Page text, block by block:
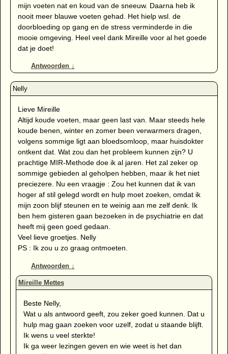
mijn voeten nat en koud van de sneeuw. Daarna heb ik
nooit meer blauwe voeten gehad. Het hielp wsl. de
doorbloeding op gang en de stress verminderde in die
mooie omgeving. Heel veel dank Mireille voor al het goede
dat je doet!
Antwoorden ↓
Lieve Mireille
Altijd koude voeten, maar geen last van. Maar steeds hele
koude benen, winter en zomer been verwarmers dragen,
volgens sommige ligt aan bloedsomloop, maar huisdokter
ontkent dat. Wat zou dan het probleem kunnen zijn? U
prachtige MIR-Methode doe ik al jaren. Het zal zeker op
sommige gebieden al geholpen hebben, maar ik het niet
preciezere. Nu een vraagje : Zou het kunnen dat ik van
hoger af stil gelegd wordt en hulp moet zoeken, omdat ik
mijn zoon blijf steunen en te weinig aan me zelf denk. Ik
ben hem gisteren gaan bezoeken in de psychiatrie en dat
heeft mij geen goed gedaan.
Veel lieve groetjes. Nelly
PS : Ik zou u zo graag ontmoeten.
Antwoorden ↓
Beste Nelly,
Wat u als antwoord geeft, zou zeker goed kunnen. Dat u
hulp mag gaan zoeken voor uzelf, zodat u staande blijft.
Ik wens u veel sterkte!
Ik ga weer lezingen geven en wie weet is het dan